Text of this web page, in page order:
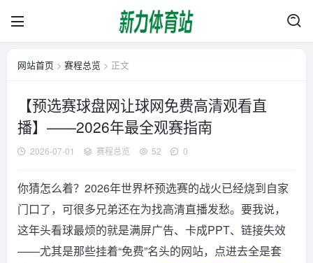
网站首页 > 赛程总览 > 正文
【预选赛球盘网让球网免费高清观看直
播】——2026年最全观赛指南
2026-07-01 赛程总览 52 0
你猜怎么着？2026年世界杯预选赛的战火已经烧到自家
门口了，可很多兄弟还在为找高清直播发愁。要我说，
这年头看球最烦的就是满屏广告、卡成PPT、链接失效
——尤其是那些挂着“免费”名头的网站，点进去全是套